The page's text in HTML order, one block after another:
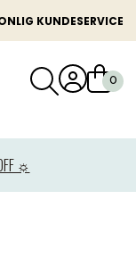
KUNDESERVICE
☼